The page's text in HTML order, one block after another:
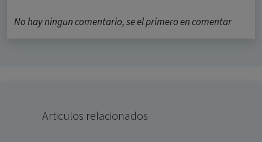
No hay ningun comentario, se el primero en comentar
Articulos relacionados